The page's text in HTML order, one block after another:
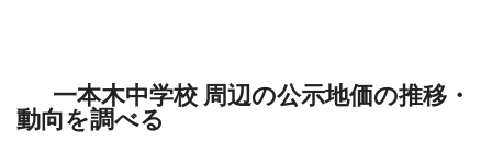
一本木中学校 周辺の公示地価の推移・
動向を調べる